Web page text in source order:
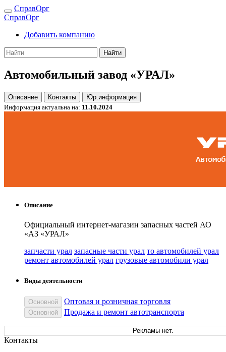
СправОрг
СправОрг
Добавить компанию
Найти
Автомобильный завод «УРАЛ»
Описание Контакты
Юр.информация
Информация актуальна на: 11.10.2024
Описание
Официальный интернет-магазин запасных частей АО
«АЗ «УРАЛ»
запчасти урал запасные части урал то автомобилей урал
ремонт автомобилей урал грузовые автомобили урал
Виды деятельности
Основной Оптовая и розничная торговля
Основной Продажа и ремонт автотранспорта
Рекламы нет.
Контакты